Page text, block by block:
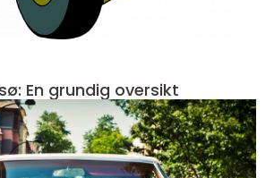
En grundig oversikt